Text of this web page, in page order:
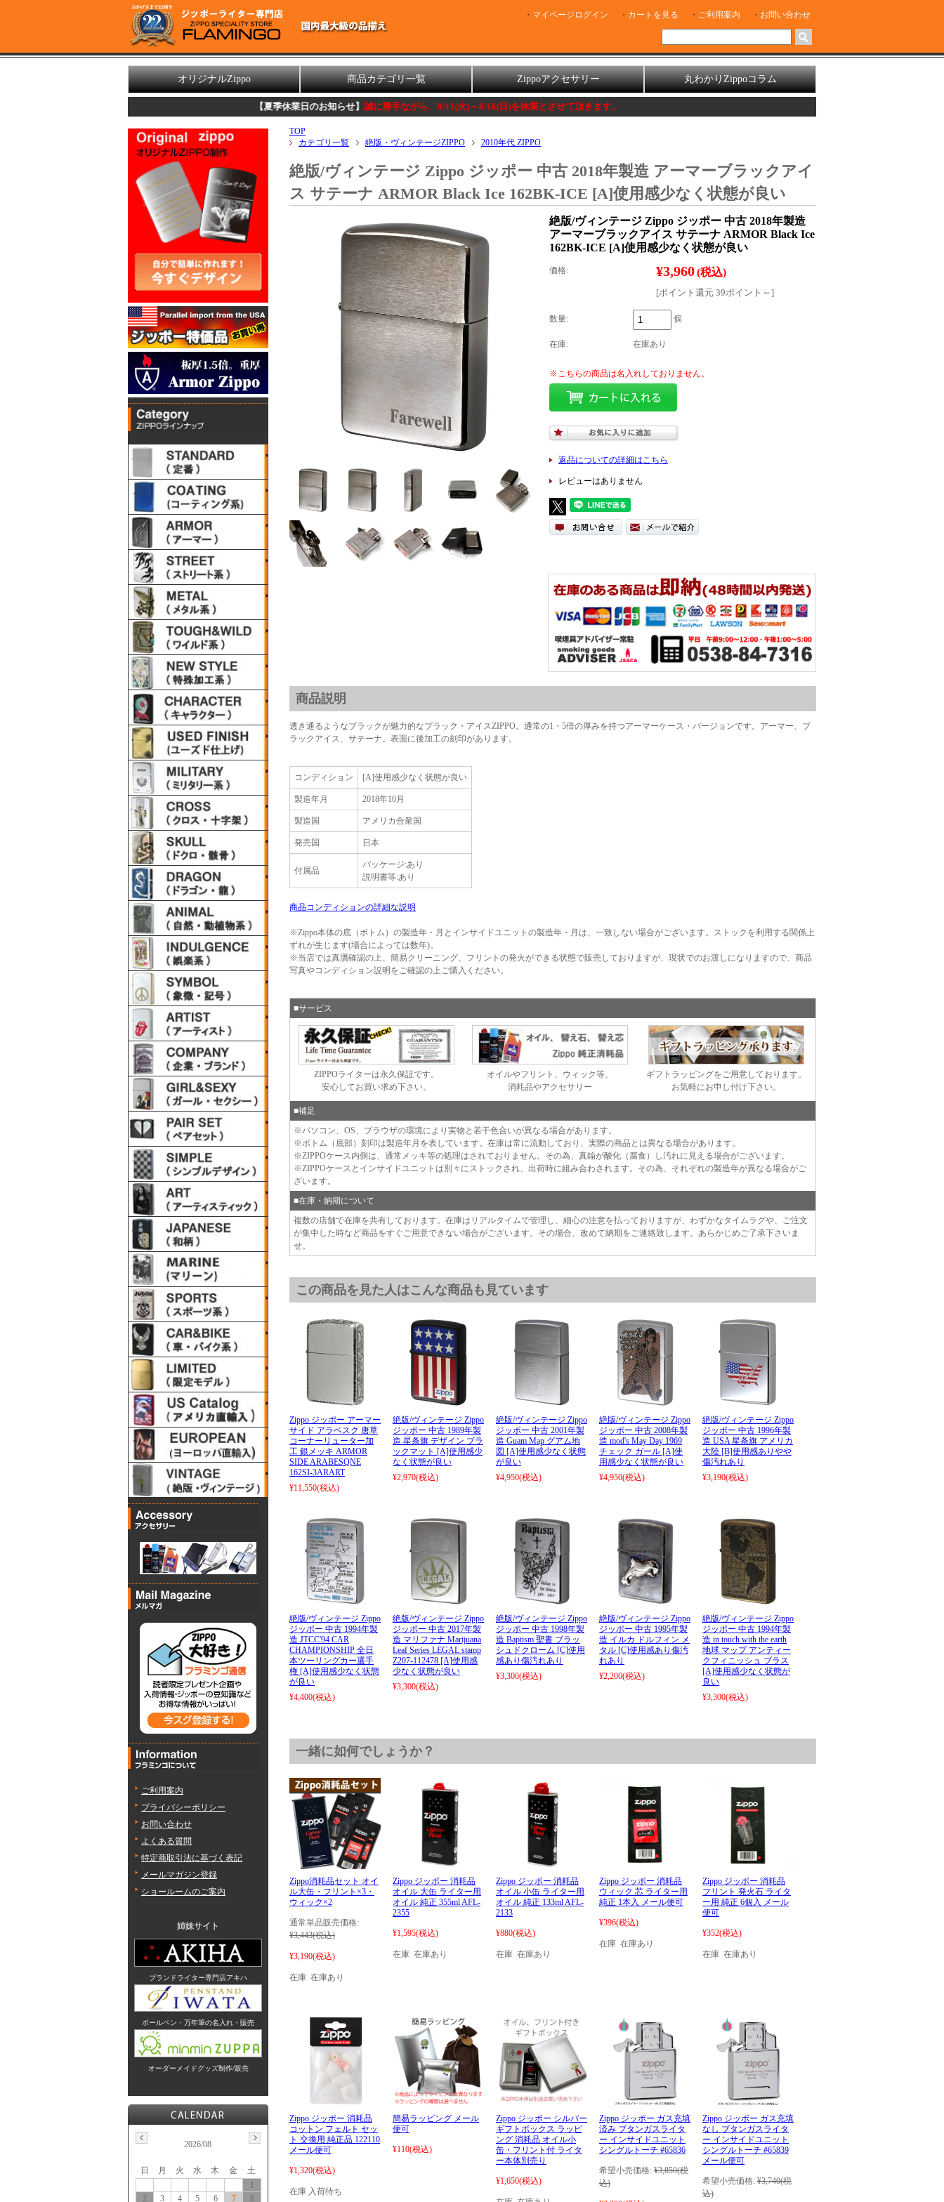
マイページログイン カートを見る ご利用案内 お問い合わせ
オリジナルZippo 商品カテゴリ一覧 Zippoアクセサリー 丸わかりZippoコラム
【夏季休業日のお知らせ】誠に勝手ながら、8/11(火)～8/16(日)を休業とさせて頂きます。
TOP
カテゴリ一覧
絶版・ヴィンテージZIPPO 2010年代 ZIPPO
絶版/ヴィンテージ Zippo ジッポー 中古 2018年製造 アーマーブラックアイ
ス サテーナ ARMOR Black Ice 162BK-ICE [A]使用感少なく状態が良い
絶版/ヴィンテージ Zippo ジッポー 中古 2018年製造
アーマーブラックアイス サテーナ ARMOR Black Ice
162BK-ICE [A]使用感少なく状態が良い
価格: ¥3,960(税込)
[ポイント還元 39ポイント～]
数量: 個
在庫: 在庫あり
返品についての詳細はこちら
レビューはありません
商品説明
透き通るようなブラックが魅力的なブラック・アイスZIPPO。通常の1・5倍の厚みを持つアーマーケース・バージョンです。アーマー、ブ
ラックアイス、サテーナ。表面に後加工の刻印があります。
コンディション [A]使用感少なく状態が良い
製造年月 2018年10月
製造国 アメリカ合衆国
発売国 日本
付属品
パッケージ:あり
説明書等:あり
商品コンディションの詳細な説明
※Zippo本体の底（ボトム）の製造年・月とインサイドユニットの製造年・月は、一致しない場合がございます。ストックを利用する関係上
ずれが生じます(場合によっては数年)。
※当店では真贋確認の上、簡易クリーニング、フリントの発火ができる状態で販売しておりますが、現状でのお渡しになりますので、商品
写真やコンディション説明をご確認の上ご購入ください。
■サービス
ZIPPOライターは永久保証です。
安心してお買い求め下さい。
オイルやフリント、ウィック等、
消耗品やアクセサリー
ギフトラッピングをご用意しております。
お気軽にお申し付け下さい。
■補足
※パソコン、OS、プラウザの環境により実物と若干色合いが異なる場合があります。
※ボトム（底部）刻印は製造年月を表しています。在庫は常に流動しており、実際の商品とは異なる場合があります。
※ZIPPOケース内側は、通常メッキ等の処理はされておりません。その為、真鍮が酸化（腐食）し汚れに見える場合がございます。
※ZIPPOケースとインサイドユニットは別々にストックされ、出荷時に組み合わされます。その為、それぞれの製造年が異なる場合がご
ざいます。
■在庫・納期について
複数の店舗で在庫を共有しております。在庫はリアルタイムで管理し、細心の注意を払っておりますが、わずかなタイムラグや、ご注文
が集中した時など商品をすぐご用意できない場合がございます。その場合、改めて納期をご連絡致します。あらかじめご了承下さいま
せ。
この商品を見た人はこんな商品も見ています
Zippo ジッポー アーマー
サイド アラベスク 唐草
コーナーリューター加
工 銀メッキ ARMOR
SIDE ARABESQNE
162SI-3ARART
¥11,550(税込)
絶版/ヴィンテージ Zippo
ジッポー 中古 1989年製
造 星条旗 デザイン ブラ
ックマット [A]使用感少
なく状態が良い
¥2,970(税込)
絶版/ヴィンテージ Zippo
ジッポー 中古 2001年製
造 Guam Map グアム地
図 [A]使用感少なく状態
が良い
¥4,950(税込)
絶版/ヴィンテージ Zippo
ジッポー 中古 2008年製
造 mod's May Day 1969
チェック ガール [A]使
用感少なく状態が良い
¥4,950(税込)
絶版/ヴィンテージ Zippo
ジッポー 中古 1996年製
造 USA 星条旗 アメリカ
大陸 [B]使用感ありやや
傷汚れあり
¥3,190(税込)
絶版/ヴィンテージ Zippo
ジッポー 中古 1994年製
造 JTCC'94 CAR
CHAMPIONSHIP 全日
本ツーリングカー選手
権 [A]使用感少なく状態
が良い
¥4,400(税込)
絶版/ヴィンテージ Zippo
ジッポー 中古 2017年製
造 マリファナ Marijuana
Leaf Series LEGAL stamp
Z207-112478 [A]使用感
少なく状態が良い
¥3,300(税込)
絶版/ヴィンテージ Zippo
ジッポー 中古 1998年製
造 Baptism 聖書 ブラッ
シュドクローム [C]使用
感あり傷汚れあり
¥3,300(税込)
絶版/ヴィンテージ Zippo
ジッポー 中古 1995年製
造 イルカ ドルフィン メ
タル [C]使用感あり傷汚
れあり
¥2,200(税込)
絶版/ヴィンテージ Zippo
ジッポー 中古 1994年製
造 in touch with the earth
地球 マップ アンティー
クフィニッシュ ブラス
[A]使用感少なく状態が
良い
¥3,300(税込)
一緒に如何でしょうか？
Zippo消耗品セット オイ
ル大缶・フリント×3・
ウィック×2
通常単品販売価格:
¥3,443(税込)
¥3,190(税込)
在庫 在庫あり
Zippo ジッポー 消耗品
オイル 大缶 ライター用
オイル 純正 355ml AFL-
2355
¥1,595(税込)
在庫 在庫あり
Zippo ジッポー 消耗品
オイル 小缶 ライター用
オイル 純正 133ml AFL-
2133
¥880(税込)
在庫 在庫あり
Zippo ジッポー 消耗品
ウィック 芯 ライター用
純正 1本入 メール便可
¥396(税込)
在庫 在庫あり
Zippo ジッポー 消耗品
フリント 発火石 ライタ
ー用 純正 6個入 メール
便可
¥352(税込)
在庫 在庫あり
Zippo ジッポー 消耗品
コットン フェルト セッ
ト 交換用 純正品 122110
メール便可
¥1,320(税込)
在庫 入荷待ち
簡易ラッピング メール
便可
¥110(税込)
Zippo ジッポー シルバー
ギフトボックス ラッピ
ング 消耗品 オイル小
缶・フリント付 ライタ
ー本体別売り
¥1,650(税込)
Zippo ジッポー ガス充填
済み ブタンガスライタ
ー インサイドユニット
シングルトーチ #65836
希望小売価格: ¥3,850(税
込)
Zippo ジッポー ガス充填
なし ブタンガスライタ
ー インサイドユニット
シングルトーチ #65839
メール便可
希望小売価格: ¥3,740(税
込)
ご利用案内
プライバシーポリシー
お問い合わせ
よくある質問
特定商取引法に基づく表記
メールマガジン登録
ショールームのご案内
姉妹サイト
ブランドライター専門店アキハ
ボールペン・万年筆の名入れ・販売
オーダーメイドグッズ制作/販売
2026/08
日 月 火 水 木 金
土
1
2
3 4 5 6 7
8